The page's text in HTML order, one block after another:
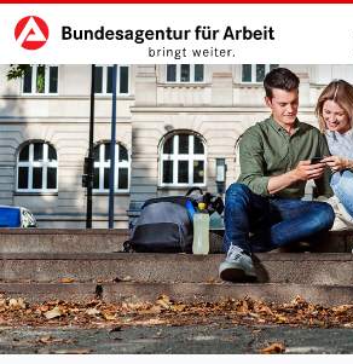
zu den Hauptinhalten springen
Hauptnavigation